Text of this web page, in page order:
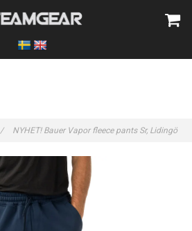
/ NYHET! Bauer Vapor fleece pants Sr, Lidingö